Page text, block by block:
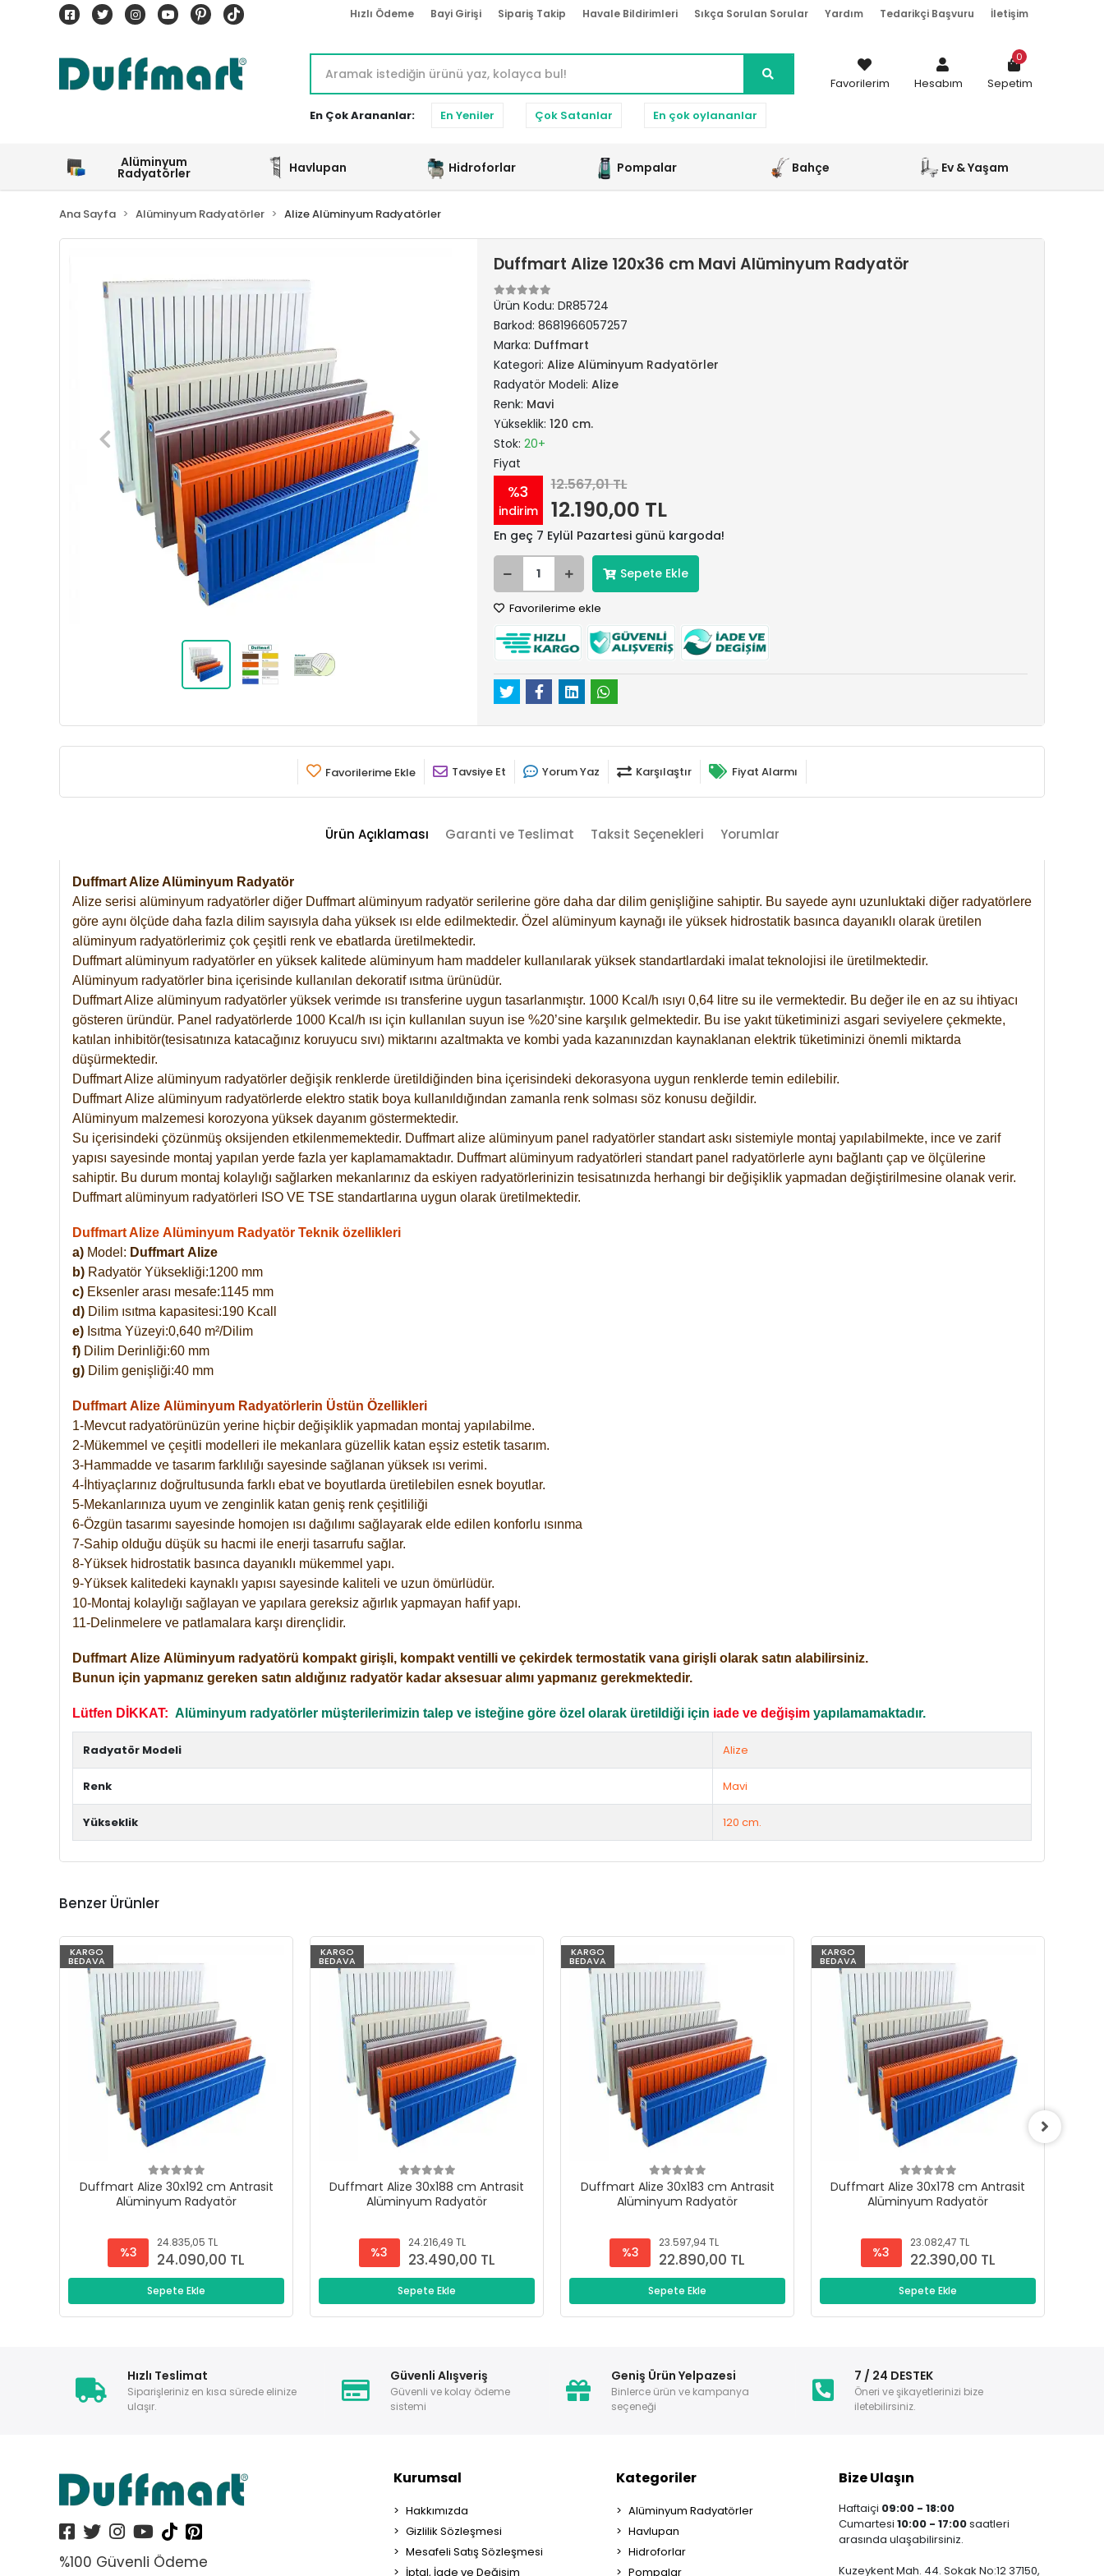
Hızlı Ödeme Bayi Girişi Sipariş Takip Havale Bildirimleri Sıkça Sorulan Sorular Yardım Tedarikçi Başvuru İletişim
En Çok Arananlar: En Yeniler Çok Satanlar En çok oylananlar
Favorilerim Hesabım Sepetim
0
Alüminyum
Radyatörler Havlupan Hidroforlar Pompalar Bahçe Ev & Yaşam
Ana Sayfa Alüminyum Radyatörler Alize Alüminyum Radyatörler
Duffmart Alize 120x36 cm Mavi Alüminyum Radyatör
Ürün Kodu: DR85724
Barkod: 8681966057257
Marka: Duffmart
Kategori: Alize Alüminyum Radyatörler
Radyatör Modeli: Alize
Renk: Mavi
Yükseklik: 120 cm.
Stok: 20+
Fiyat
%3
indirim
12.567,01 TL
12.190,00 TL
En geç 7 Eylül Pazartesi günü kargoda!
Sepete Ekle
Favorilerime ekle
Favorilerime Ekle Tavsiye Et Yorum Yaz Karşılaştır Fiyat Alarmı
Ürün Açıklaması Garanti ve Teslimat Taksit Seçenekleri Yorumlar
Duffmart Alize Alüminyum Radyatör
Alize serisi alüminyum radyatörler diğer Duffmart alüminyum radyatör serilerine göre daha dar dilim genişliğine sahiptir. Bu sayede aynı uzunluktaki diğer radyatörlere
göre aynı ölçüde daha fazla dilim sayısıyla daha yüksek ısı elde edilmektedir. Özel alüminyum kaynağı ile yüksek hidrostatik basınca dayanıklı olarak üretilen
alüminyum radyatörlerimiz çok çeşitli renk ve ebatlarda üretilmektedir.
Duffmart alüminyum radyatörler en yüksek kalitede alüminyum ham maddeler kullanılarak yüksek standartlardaki imalat teknolojisi ile üretilmektedir.
Alüminyum radyatörler bina içerisinde kullanılan dekoratif ısıtma ürünüdür.
Duffmart Alize alüminyum radyatörler yüksek verimde ısı transferine uygun tasarlanmıştır. 1000 Kcal/h ısıyı 0,64 litre su ile vermektedir. Bu değer ile en az su ihtiyacı
gösteren üründür. Panel radyatörlerde 1000 Kcal/h ısı için kullanılan suyun ise %20’sine karşılık gelmektedir. Bu ise yakıt tüketiminizi asgari seviyelere çekmekte,
katılan inhibitör(tesisatınıza katacağınız koruyucu sıvı) miktarını azaltmakta ve kombi yada kazanınızdan kaynaklanan elektrik tüketiminizi önemli miktarda
düşürmektedir.
Duffmart Alize alüminyum radyatörler değişik renklerde üretildiğinden bina içerisindeki dekorasyona uygun renklerde temin edilebilir.
DuffmartAlize alüminyum radyatörlerde elektro statik boya kullanıldığından zamanla renk solması söz konusu değildir.
Alüminyum malzemesi korozyona yüksek dayanım göstermektedir.
Su içerisindeki çözünmüş oksijenden etkilenmemektedir. Duffmart alize alüminyum panel radyatörler standart askı sistemiyle montaj yapılabilmekte, ince ve zarif
yapısı sayesinde montaj yapılan yerde fazla yer kaplamamaktadır. Duffmart alüminyum radyatörleri standart panel radyatörlerle aynı bağlantı çap ve ölçülerine
sahiptir. Bu durum montaj kolaylığı sağlarken mekanlarınız da eskiyen radyatörlerinizin tesisatınızda herhangi bir değişiklik yapmadan değiştirilmesine olanak verir.
Duffmart alüminyum radyatörleri ISO VE TSE standartlarına uygun olarak üretilmektedir.
Duffmart Alize Alüminyum Radyatör Teknik özellikleri
a) Model: Duffmart Alize
b) Radyatör Yüksekliği:1200 mm
c) Eksenler arası mesafe:1145 mm
d) Dilim ısıtma kapasitesi:190 Kcall
e) Isıtma Yüzeyi:0,640 m²/Dilim
f) Dilim Derinliği:60 mm
g) Dilim genişliği:40 mm
Duffmart Alize Alüminyum Radyatörlerin Üstün Özellikleri
1-Mevcut radyatörünüzün yerine hiçbir değişiklik yapmadan montaj yapılabilme.
2-Mükemmel ve çeşitli modelleri ile mekanlara güzellik katan eşsiz estetik tasarım.
3-Hammadde ve tasarım farklılığı sayesinde sağlanan yüksek ısı verimi.
4-İhtiyaçlarınız doğrultusunda farklı ebat ve boyutlarda üretilebilen esnek boyutlar.
5-Mekanlarınıza uyum ve zenginlik katan geniş renk çeşitliliği
6-Özgün tasarımı sayesinde homojen ısı dağılımı sağlayarak elde edilen konforlu ısınma
7-Sahip olduğu düşük su hacmi ile enerji tasarrufu sağlar.
8-Yüksek hidrostatik basınca dayanıklı mükemmel yapı.
9-Yüksek kalitedeki kaynaklı yapısı sayesinde kaliteli ve uzun ömürlüdür.
10-Montaj kolaylığı sağlayan ve yapılara gereksiz ağırlık yapmayan hafif yapı.
11-Delinmelere ve patlamalara karşı dirençlidir.
Duffmart Alize Alüminyum radyatörü kompakt girişli, kompakt ventilli ve çekirdek termostatik vana girişli olarak satın alabilirsiniz.
Bunun için yapmanız gereken satın aldığınız radyatör kadar aksesuar alımı yapmanız gerekmektedir.
Lütfen DİKKAT: Alüminyum radyatörler müşterilerimizin talep ve isteğine göre özel olarak üretildiği için iade ve değişim yapılamamaktadır.
Radyatör Modeli Alize
Renk Mavi
Yükseklik 120 cm.
Benzer Ürünler
KARGO
BEDAVA
Duffmart Alize 30x192 cm Antrasit
Alüminyum Radyatör
%3
24.835,05 TL
24.090,00 TL
Sepete Ekle
KARGO
BEDAVA
Duffmart Alize 30x188 cm Antrasit
Alüminyum Radyatör
%3
24.216,49 TL
23.490,00 TL
Sepete Ekle
KARGO
BEDAVA
Duffmart Alize 30x183 cm Antrasit
Alüminyum Radyatör
%3
23.597,94 TL
22.890,00 TL
Sepete Ekle
KARGO
BEDAVA
Duffmart Alize 30x178 cm Antrasit
Alüminyum Radyatör
%3
23.082,47 TL
22.390,00 TL
Sepete Ekle
Hızlı Teslimat
Siparişleriniz en kısa sürede elinize
ulaşır.
Güvenli Alışveriş
Güvenli ve kolay ödeme
sistemi
Geniş Ürün Yelpazesi
Binlerce ürün ve kampanya
seçeneği
7 / 24 DESTEK
Öneri ve şikayetlerinizi bize
iletebilirsiniz.
%100 Güvenli Ödeme
Kurumsal
Hakkımızda
Gizlilik Sözleşmesi
Mesafeli Satış Sözleşmesi
İptal, İade ve Değişim
Kategoriler
Alüminyum Radyatörler
Havlupan
Hidroforlar
Pompalar
Bize Ulaşın
Haftaiçi 09:00 - 18:00
Cumartesi 10:00 - 17:00saatleri
arasında ulaşabilirsiniz.
Kuzeykent Mah. 44. Sokak No:12 37150,